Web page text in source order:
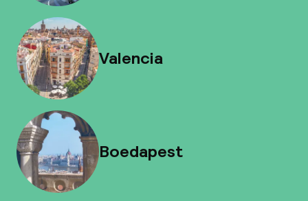
Valencia
Boedapest